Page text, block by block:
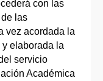
con las
las
vez acordada la
elaborada la
servicio
Académica